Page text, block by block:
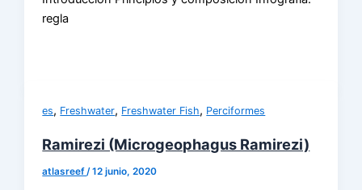
regla
es, Freshwater, Freshwater Fish, Perciformes
Ramirezi (Microgeophagus Ramirezi)
atlasreef /12 junio, 2020